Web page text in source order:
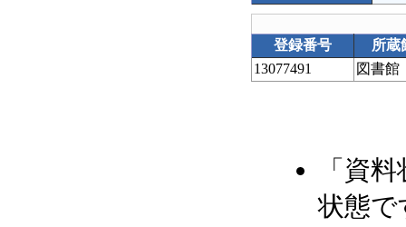
登録番号
所蔵
13077491
図書館
「資
状態で